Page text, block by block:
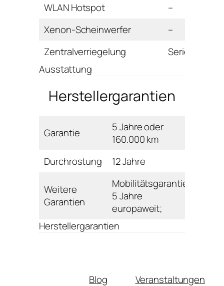
WLAN Hotspot
–
Xenon-Scheinwerfer
–
Zentralverriegelung
Serie
Ausstattung
Herstellergarantien
Garantie
5 Jahre oder
160.000 km
Durchrostung
12 Jahre
Weitere
Garantien
Mobilitätsgarantie:
5 Jahre
europaweit;
Herstellergarantien
Blog
Veranstaltungen